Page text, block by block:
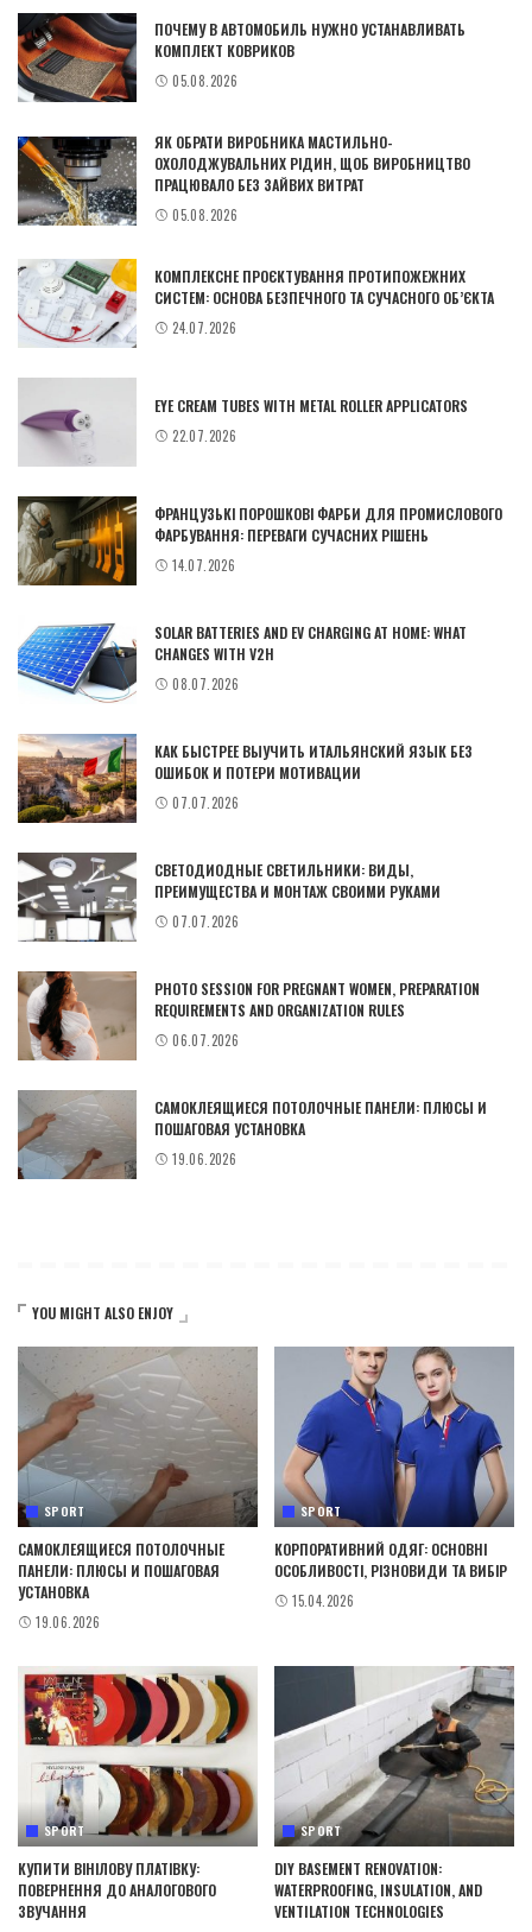
ПОЧЕМУ В АВТОМОБИЛЬ НУЖНО УСТАНАВЛИВАТЬ
КОМПЛЕКТ КОВРИКОВ
05.08.2026
ЯК ОБРАТИ ВИРОБНИКА МАСТИЛЬНО-
ОХОЛОДЖУВАЛЬНИХ РІДИН, ЩОБ ВИРОБНИЦТВО
ПРАЦЮВАЛО БЕЗ ЗАЙВИХ ВИТРАТ
05.08.2026
КОМПЛЕКСНЕ ПРОЄКТУВАННЯ ПРОТИПОЖЕЖНИХ
СИСТЕМ: ОСНОВА БЕЗПЕЧНОГО ТА СУЧАСНОГО ОБ’ЄКТА
24.07.2026
EYE CREAM TUBES WITH METAL ROLLER APPLICATORS
22.07.2026
ФРАНЦУЗЬКІ ПОРОШКОВІ ФАРБИ ДЛЯ ПРОМИСЛОВОГО
ФАРБУВАННЯ: ПЕРЕВАГИ СУЧАСНИХ РІШЕНЬ
14.07.2026
SOLAR BATTERIES AND EV CHARGING AT HOME: WHAT
CHANGES WITH V2H
08.07.2026
КАК БЫСТРЕЕ ВЫУЧИТЬ ИТАЛЬЯНСКИЙ ЯЗЫК БЕЗ
ОШИБОК И ПОТЕРИ МОТИВАЦИИ
07.07.2026
СВЕТОДИОДНЫЕ СВЕТИЛЬНИКИ: ВИДЫ,
ПРЕИМУЩЕСТВА И МОНТАЖ СВОИМИ РУКАМИ
07.07.2026
PHOTO SESSION FOR PREGNANT WOMEN, PREPARATION
REQUIREMENTS AND ORGANIZATION RULES
06.07.2026
САМОКЛЕЯЩИЕСЯ ПОТОЛОЧНЫЕ ПАНЕЛИ: ПЛЮСЫ И
ПОШАГОВАЯ УСТАНОВКА
19.06.2026
YOU MIGHT ALSO ENJOY
SPORT
САМОКЛЕЯЩИЕСЯ ПОТОЛОЧНЫЕ
ПАНЕЛИ: ПЛЮСЫ И ПОШАГОВАЯ
УСТАНОВКА
19.06.2026
SPORT
КОРПОРАТИВНИЙ ОДЯГ: ОСНОВНІ
ОСОБЛИВОСТІ, РІЗНОВИДИ ТА ВИБІР
15.04.2026
SPORT
КУПИТИ ВІНІЛОВУ ПЛАТІВКУ:
ПОВЕРНЕННЯ ДО АНАЛОГОВОГО
ЗВУЧАННЯ
SPORT
DIY BASEMENT RENOVATION:
WATERPROOFING, INSULATION, AND
VENTILATION TECHNOLOGIES